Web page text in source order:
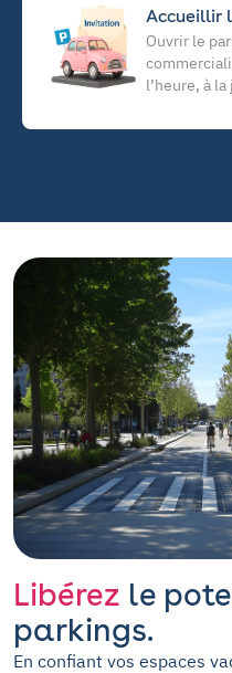
Accueillir
Ouvrir le
l’heure, à
Libérez le
parkings.
En confiant vos espaces